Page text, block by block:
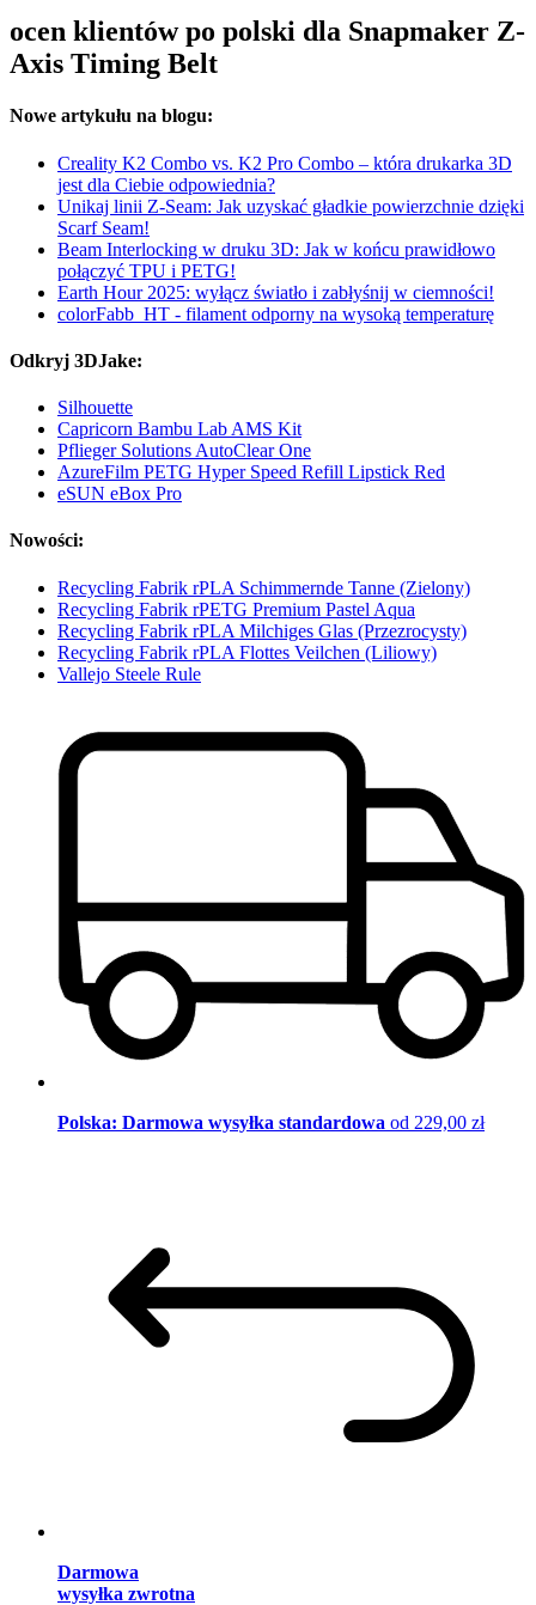
ocen klientów po polski dla Snapmaker Z-
Axis Timing Belt
Nowe artykułu na blogu:
Creality K2 Combo vs. K2 Pro Combo – która drukarka 3D
jest dla Ciebie odpowiednia?
Unikaj linii Z-Seam: Jak uzyskać gładkie powierzchnie dzięki
Scarf Seam!
Beam Interlocking w druku 3D: Jak w końcu prawidłowo
połączyć TPU i PETG!
Earth Hour 2025: wyłącz światło i zabłyśnij w ciemności!
colorFabb_HT - filament odporny na wysoką temperaturę
Odkryj 3DJake:
Silhouette
Capricorn Bambu Lab AMS Kit
Pflieger Solutions AutoClear One
AzureFilm PETG Hyper Speed Refill Lipstick Red
eSUN eBox Pro
Nowości:
Recycling Fabrik rPLA Schimmernde Tanne (Zielony)
Recycling Fabrik rPETG Premium Pastel Aqua
Recycling Fabrik rPLA Milchiges Glas (Przezrocysty)
Recycling Fabrik rPLA Flottes Veilchen (Liliowy)
Vallejo Steele Rule
Polska: Darmowa wysyłka standardowa od 229,00 zł
Darmowa
wysyłka zwrotna